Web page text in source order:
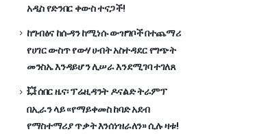
አዲስ የድንበር ቀውስ ተናጋች!
ከግብፅና ከሱዳን ከሚነሱ ውዝግቦች በተጨማሪ
የሀገር ውስጥ የውሃ ሀብት አስተዳደር የግጭት
መንስኤ እንዳይሆን ሊሠራ እንደሚገባ ተገለጸ
💥 ሰበር ዜና፡ ፕሬዚዳንት ዶናልድ ትራምፕ
በኢራን ላይ «የማይቀመስ ከባድ አደብ
የማስተማሪያ ጥቃት እንሰነዝራለን» ሲሉ ዛቱ!